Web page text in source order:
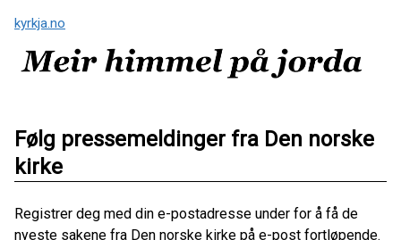
kyrkja.no
Følg pressemeldinger fra Den norske
kirke
Registrer deg med din e-postadresse under for å få de
nyeste sakene fra Den norske kirke på e-post fortløpende.